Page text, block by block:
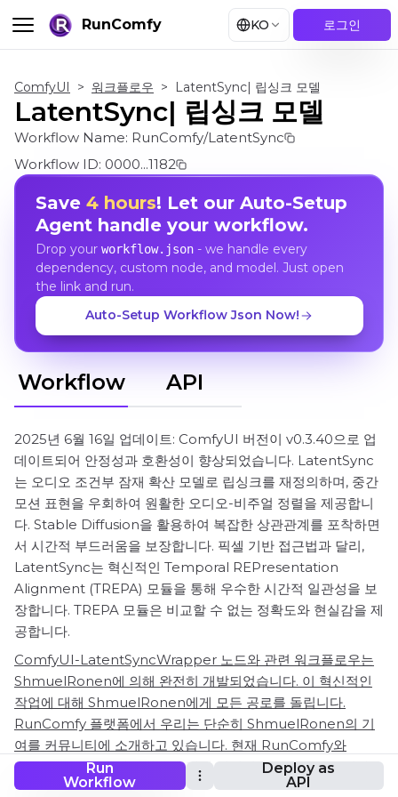
RunComfy KO 로그인
Run
Workflow
Deploy as
API
ComfyUI > 워크플로우 > LatentSync| 립싱크 모델
LatentSync| 립싱크 모델
Workflow Name: RunComfy/LatentSync
Workflow ID: 0000...1182
Save 4 hours! Let our Auto-Setup
Agent handle your workflow.
Drop your workflow.json- we handle every
dependency, custom node, and model. Just open
the link and run.
Auto-Setup Workflow Json Now!
Workflow API
2025년 6월 16일 업데이트: ComfyUI 버전이 v0.3.40으로 업
데이트되어 안정성과 호환성이 향상되었습니다. LatentSync
는 오디오 조건부 잠재 확산 모델로 립싱크를 재정의하며, 중간
모션 표현을 우회하여 원활한 오디오-비주얼 정렬을 제공합니
다. Stable Diffusion을 활용하여 복잡한 상관관계를 포착하면
서 시간적 부드러움을 보장합니다. 픽셀 기반 접근법과 달리,
LatentSync는 혁신적인 Temporal REPresentation
Alignment (TREPA) 모듈을 통해 우수한 시간적 일관성을 보
장합니다. TREPA 모듈은 비교할 수 없는 정확도와 현실감을 제
공합니다.
ComfyUI-LatentSyncWrapper 노드와 관련 워크플로우는
ShmuelRonen에 의해 완전히 개발되었습니다. 이 혁신적인
작업에 대해 ShmuelRonen에게 모든 공로를 돌립니다.
RunComfy 플랫폼에서 우리는 단순히 ShmuelRonen의 기
여를 커뮤니티에 소개하고 있습니다. 현재 RunComfy와
ShmuelRonen 사이에 공식적인 연결이나 파트너십은 없다는
점에 유의해야 합니다. ShmuelRonen의 작업에 깊이 감사드